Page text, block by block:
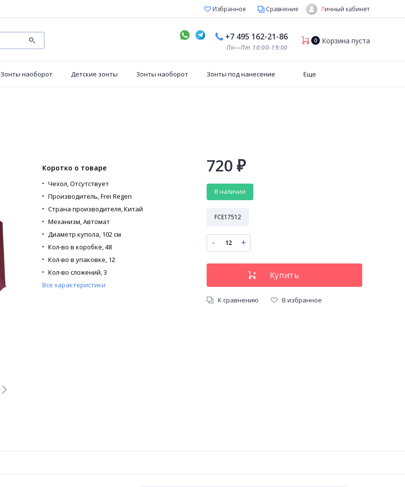
Избранное Сравнение Личный кабинет
+7 495 162-21-86
Пн—Пт 10:00-19:00
0 Корзина пуста
Зонты наоборот Детские зонты Зонты наоборот Зонты под нанесение Еще
720 ₽
В наличии
FCE17512
- +
К сравнению В избранное
Коротко о товаре
Чехол, Отсутствует
Производитель, Frei Regen
Страна производителя, Китай
Механизм, Автомат
Диаметр купола, 102 см
Кол-во в коробке, 48
Кол-во в упаковке, 12
Кол-во сложений, 3
Кол-во спиц, 9
Все характеристики